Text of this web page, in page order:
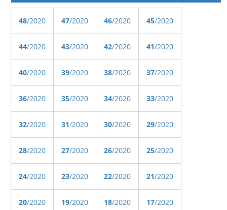
48/2020 47/2020 46/2020 45/2020
44/2020 43/2020 42/2020 41/2020
40/2020 39/2020 38/2020 37/2020
36/2020 35/2020 34/2020 33/2020
32/2020 31/2020 30/2020 29/2020
28/2020 27/2020 26/2020 25/2020
24/2020 23/2020 22/2020 21/2020
20/2020 19/2020 18/2020 17/2020